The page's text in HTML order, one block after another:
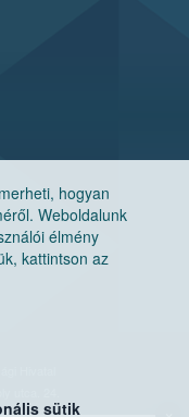
hogyan
Weboldalunk
élmény
kattintson az
sütik
Hivatal
Pf. 30.